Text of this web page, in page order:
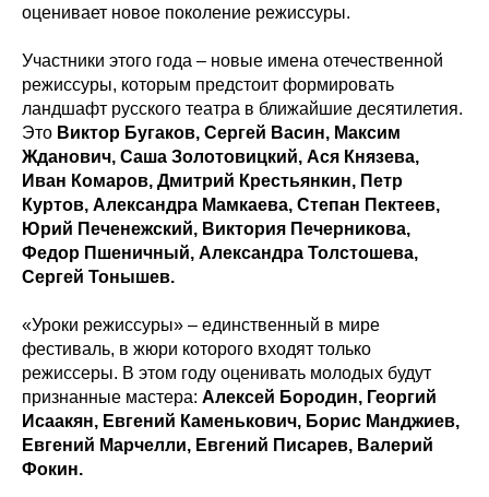
оценивает новое поколение режиссуры.
Участники этого года – новые имена отечественной
режиссуры, которым предстоит формировать
ландшафт русского театра в ближайшие десятилетия.
Это Виктор Бугаков, Сергей Васин, Максим
Жданович, Саша Золотовицкий, Ася Князева,
Иван Комаров, Дмитрий Крестьянкин, Петр
Куртов, Александра Мамкаева, Степан Пектеев,
Юрий Печенежский, Виктория Печерникова,
Федор Пшеничный, Александра Толстошева,
Сергей Тонышев.
«Уроки режиссуры» – единственный в мире
фестиваль, в жюри которого входят только
режиссеры. В этом году оценивать молодых будут
признанные мастера: Алексей Бородин, Георгий
Исаакян, Евгений Каменькович, Борис Манджиев,
Евгений Марчелли, Евгений Писарев, Валерий
Фокин.